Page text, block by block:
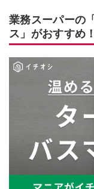
業務スーパーの
ス」がおすすめ！